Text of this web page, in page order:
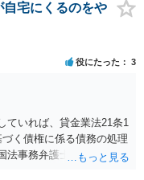
宅にくるのをや
役にたった 3
ていれば、貸金業法21条1
く債権に係る債務の処理
法事務弁護士共同法人若